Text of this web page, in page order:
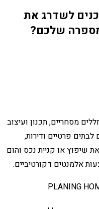
לשדרג את
שלכם?
מסחריים, תכנון ועיצוב
לבתים פרטיים ודירות,
שיפוץ או קניית נכס והום
אלמנטים דקורטיביים.